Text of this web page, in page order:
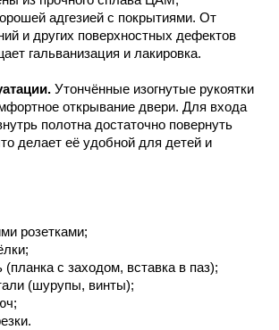
адгезией с покрытиями. От
и других поверхностных дефектов
гальванизация и лакировка.
Утончённые изогнутые рукоятки
открывание двери. Для входа
полотна достаточно повернуть
делает её удобной для детей и
розетками;
с заходом, вставка в паз);
(шурупы, винты);